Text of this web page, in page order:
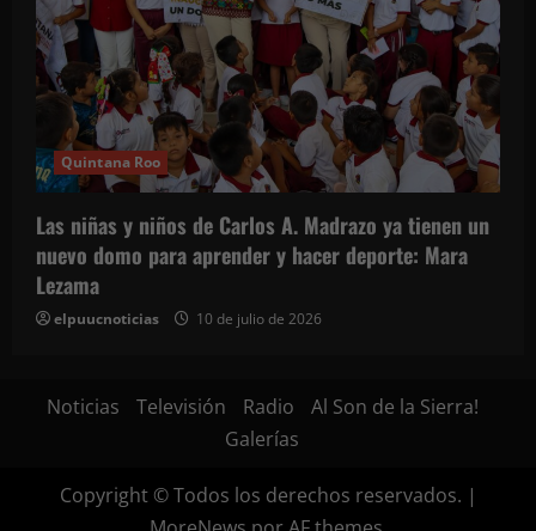
Quintana Roo
Las niñas y niños de Carlos A. Madrazo ya tienen un
nuevo domo para aprender y hacer deporte: Mara
Lezama
elpuucnoticias 10 de julio de 2026
Noticias Televisión Radio
Al Son de la Sierra!
Galerías
Copyright © Todos los derechos reservados. |